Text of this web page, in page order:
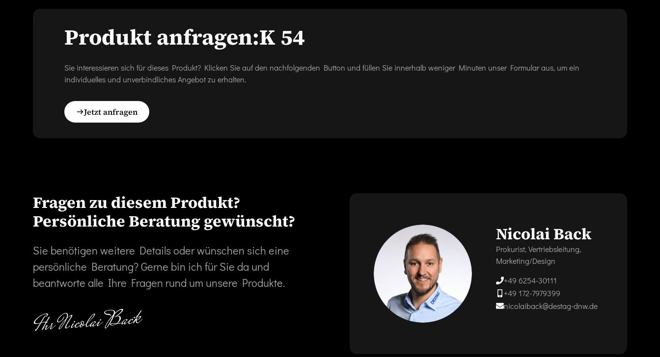
Produkt anfragen:K 54
Sie interessieren sich für dieses Produkt? Klicken Sie auf den nachfolgenden Button und füllen Sie innerhalb weniger Minuten unser Formular aus, um ein
individuelles und unverbindliches Angebot zu erhalten.
Jetzt anfragen
Fragen zu diesem Produkt?
Persönliche Beratung gewünscht?
Sie benötigen weitere Details oder wünschen sich eine
persönliche Beratung? Gerne bin ich für Sie da und
beantworte alle Ihre Fragen rund um unsere Produkte.
Nicolai Back
Prokurist, Vertriebsleitung,
Marketing/Design
+49 6254-30111
+49 172-7979399
nicolaiback@destag-dnw.de